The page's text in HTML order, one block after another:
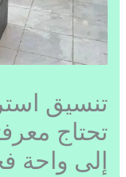
تنسيق
تحتاج
إلى واحة